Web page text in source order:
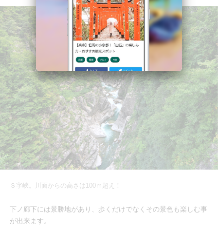
Ｓ字峡。川面からの高さは100ｍ超え！
下ノ廊下には景勝地があり、歩くだけでなくその景色も楽しむ事
が出来ます。